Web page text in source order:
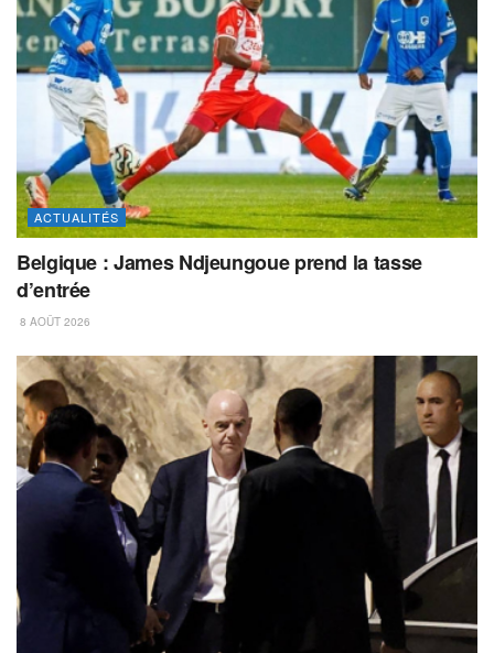
ACTUALITÉS
Belgique : James Ndjeungoue prend la tasse
d’entrée
8 AOÛT 2026